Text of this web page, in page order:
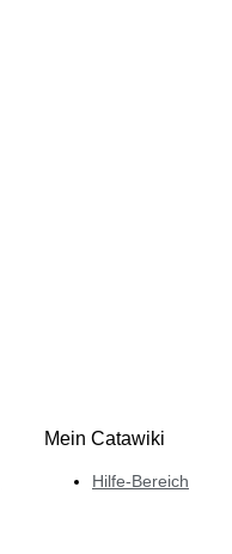
Mein Catawiki
Hilfe-Bereich